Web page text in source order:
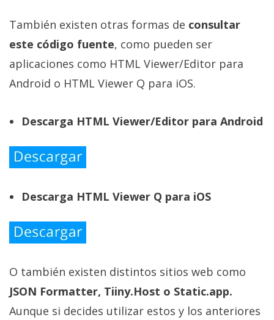
También existen otras formas de consultar
este código fuente, como pueden ser
aplicaciones como HTML Viewer/Editor para
Android o HTML Viewer Q para iOS.
Descarga HTML Viewer/Editor para Android
Descarga HTML Viewer Q para iOS
O también existen distintos sitios web como
JSON Formatter, Tiiny.Host o Static.app.
Aunque si decides utilizar estos y los anteriores